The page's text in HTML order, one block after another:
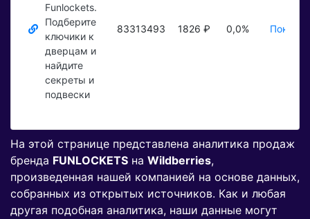
Funlockets.
Подберите
ключики к
дверцам и
найдите
секреты и
подвески
83313493 1826 ₽ 0,0%
На этой странице представлена аналитика продаж
бренда FUNLOCKETS на Wildberries,
произведенная нашей компанией на основе данных,
собранных из открытых источников. Как и любая
другая подобная аналитика, наши данные могут